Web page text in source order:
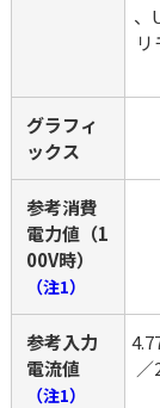
、
グラフィ
ックス
参考消費
電力値（1
00V時）
（注1）
参考入力
電流値
（注1）
／